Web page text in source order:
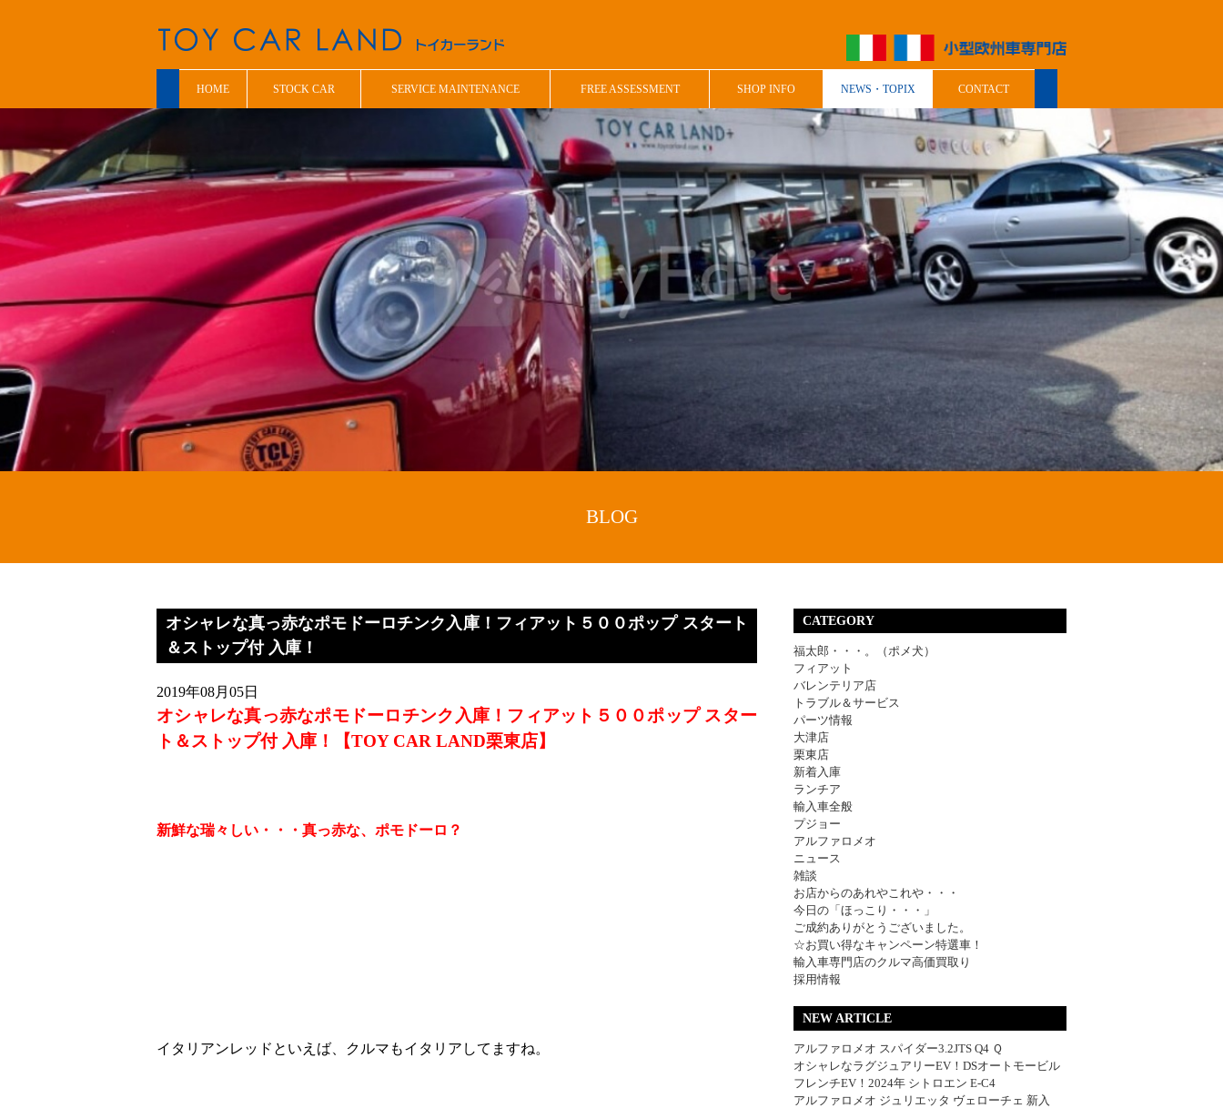
HOME STOCK CAR SERVICE MAINTENANCE FREE ASSESSMENT SHOP INFO NEWS・TOPIX CONTACT
BLOG
オシャレな真っ赤なポモドーロチンク入庫！フィアット５００ポップ スタート
＆ストップ付 入庫！
2019年08月05日
オシャレな真っ赤なポモドーロチンク入庫！フィアット５００ポップ スター
ト＆ストップ付 入庫！【TOY CAR LAND栗東店】
新鮮な瑞々しい・・・真っ赤な、ポモドーロ？
イタリアンレッドといえば、クルマもイタリアしてますね。
CATEGORY
福太郎・・・。（ポメ犬）
フィアット
バレンテリア店
トラブル＆サービス
パーツ情報
大津店
栗東店
新着入庫
ランチア
輸入車全般
プジョー
アルファロメオ
ニュース
雑談
お店からのあれやこれや・・・
今日の「ほっこり・・・」
ご成約ありがとうございました。
☆お買い得なキャンペーン特選車！
輸入車専門店のクルマ高価買取り
採用情報
NEW ARTICLE
アルファロメオ スパイダー3.2JTS Q4 Ｑ
オシャレなラグジュアリーEV！DSオートモービル
フレンチEV！2024年 シトロエン E-C4
アルファロメオ ジュリエッタ ヴェローチェ 新入